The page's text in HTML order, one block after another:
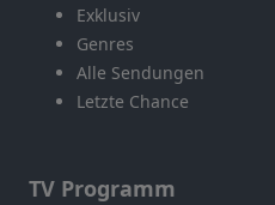
Exklusiv
Genres
Alle Sendungen
Letzte Chance
TV Programm